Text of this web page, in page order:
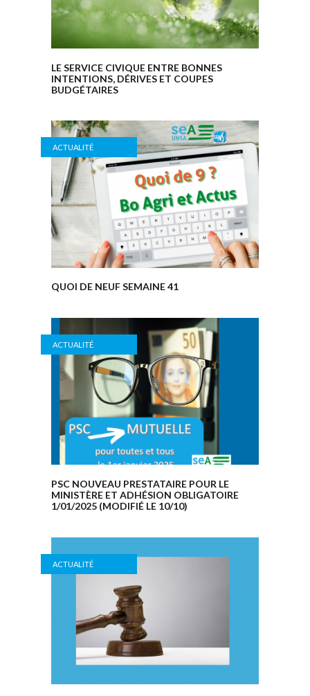
LE SERVICE CIVIQUE ENTRE BONNES
INTENTIONS, DÉRIVES ET COUPES
BUDGÉTAIRES
ACTUALITÉ
QUOI DE NEUF SEMAINE 41
ACTUALITÉ
PSC NOUVEAU PRESTATAIRE POUR LE
MINISTÈRE ET ADHÉSION OBLIGATOIRE
1/01/2025 (MODIFIÉ LE 10/10)
ACTUALITÉ